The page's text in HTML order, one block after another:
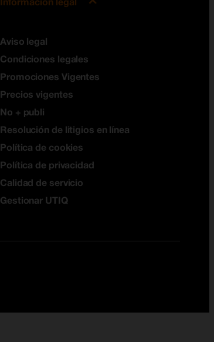
Aviso legal
Condiciones legales
Promociones Vigentes
Precios vigentes
No + publi
Resolución de litigios en línea
Política de cookies
Política de privacidad
Calidad de servicio
Gestionar UTIQ